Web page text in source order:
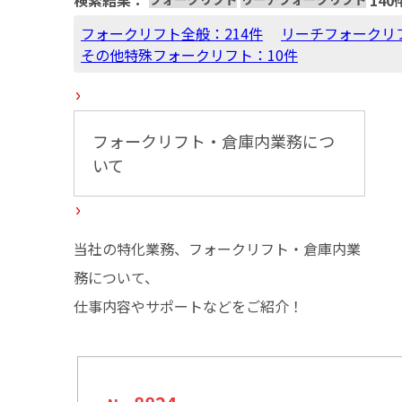
フォークリフト全般：214件 リーチフォーク
その他特殊フォークリフト：10件
フォークリフト・倉庫内業務につ
いて
当社の特化業務、フォークリフト・倉庫内業
務について、
仕事内容やサポートなどをご紹介！